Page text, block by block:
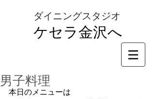
ダイニングスタジオ
ケセラ金沢へ
男子料理
本日のメニューは